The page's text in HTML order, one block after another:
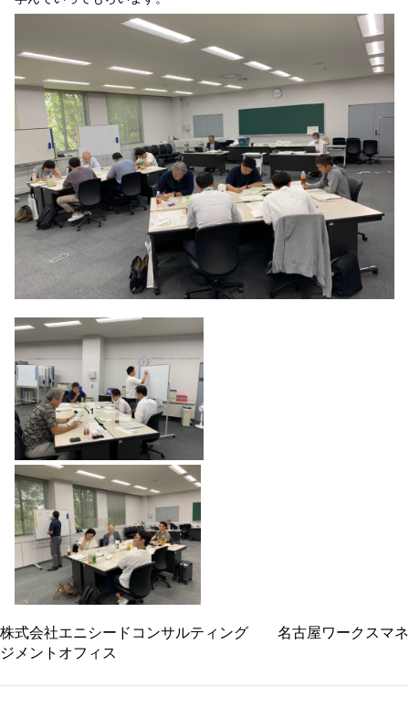
株式会社エニシードコンサルティング 名古屋ワークスマネ
ジメントオフィス